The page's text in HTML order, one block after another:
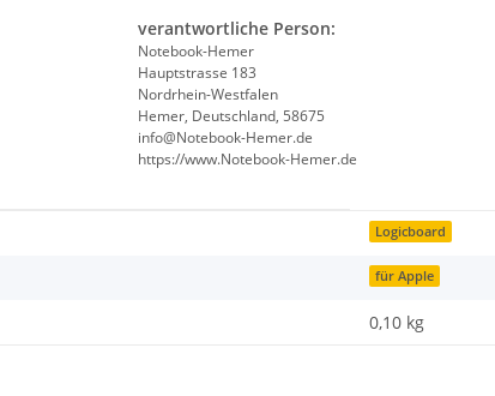
verantwortliche Person:
Notebook-Hemer
Hauptstrasse 183
Nordrhein-Westfalen
Hemer, Deutschland, 58675
info@Notebook-Hemer.de
https://www.Notebook-Hemer.de
Logicboard
für Apple
0,10 kg